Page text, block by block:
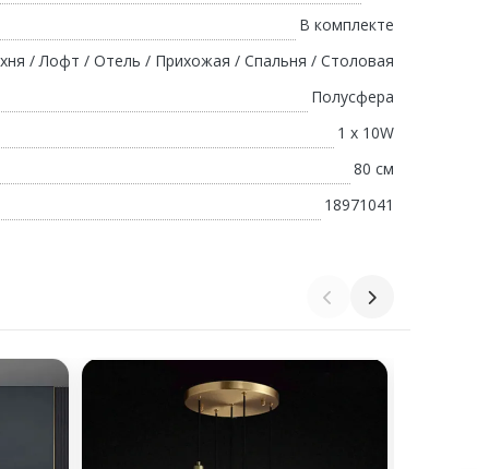
В комплекте
/ Лофт / Отель / Прихожая / Спальня / Столовая
Полусфера
1 х 10W
80 см
18971041